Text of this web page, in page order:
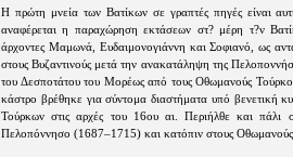
Η πρώτη μνεία των Βατίκων σε γραπτές πηγές είναι
αναφέρεται η παραχώρηση εκτάσεων στ? μέρη τ?ν
άρχοντες Μαμωνά, Ευδαιμονογιάννη και Σοφιανό, ως
στους Βυζαντινούς μετά την ανακατάληψη της
του Δεσποτάτου του Μορέως από τους Οθωμανούς
κάστρο βρέθηκε για σύντομα διαστήματα υπό βενετική
Τούρκων στις αρχές του 16ου αι. Περιήλθε και πάλι
Πελοπόννησο (1687–1715) και κατόπιν στους